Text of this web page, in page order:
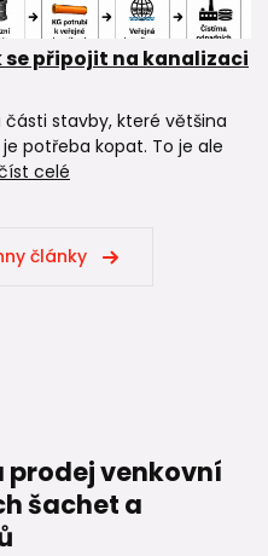
připojit na kanalizaci
stavby, které většina
potřeba kopat. To je ale
celé
články
prodej venkovní
šachet a